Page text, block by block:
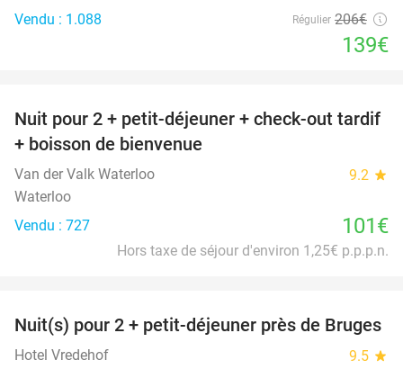
Vendu : 1.088
Régulier 206€
139€
Nuit pour 2 + petit-déjeuner + check-out tardif
+ boisson de bienvenue
Van der Valk Waterloo 9.2 star
Waterloo
Vendu : 727
101€
Hors taxe de séjour d'environ 1,25€ p.p.p.n.
40%
Nuit(s) pour 2 + petit-déjeuner près de Bruges
Hotel Vredehof 9.5 star